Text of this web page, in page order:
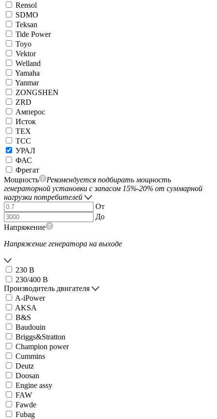
Rensol
SDMO
Teksan
Tide Power
Toyo
Vektor
Welland
Yamaha
Yanmar
ZONGSHEN
ZRD
Амперос
Исток
ТЕХ
ТСС
УРАЛ
ФАС
Фрегат
Мощность
Рекомендуется подбирать мощность
генераторной установки с запасом 15%-20% от суммарной
нагрузки потребителей
От
До
Напряжение
Напряжение генератора на выходе
230 В
230/400 В
Производитель двигателя
A-iPower
AKSA
B&S
Baudouin
Briggs&Stratton
Champion power
Cummins
Deutz
Doosan
Engine assy
FAW
Fawde
Fubag